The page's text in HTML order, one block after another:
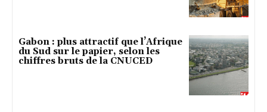
Gabon : plus attractif que l’Afrique
du Sud sur le papier, selon les
chiffres bruts de la CNUCED